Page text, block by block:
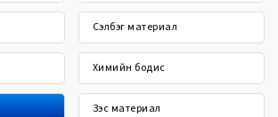
Сэлбэг материал
Химийн бодис
Зэс материал